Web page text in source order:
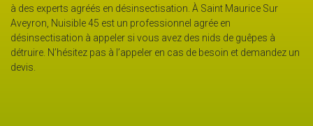
à des experts agréés en désinsectisation. À Saint Maurice Sur
Aveyron, Nuisible 45 est un professionnel agrée en
désinsectisation à appeler si vous avez des nids de guêpes à
détruire. N’hésitez pas à l’appeler en cas de besoin et demandez un
devis.